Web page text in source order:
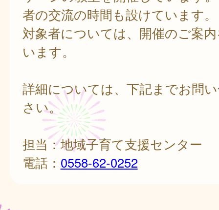
者の交流の時間も設けています。
対象者については、開催のご案
います。
詳細については、下記までお問
さい。
担当：地域子育て支援センター
電話： 0558-62-0252